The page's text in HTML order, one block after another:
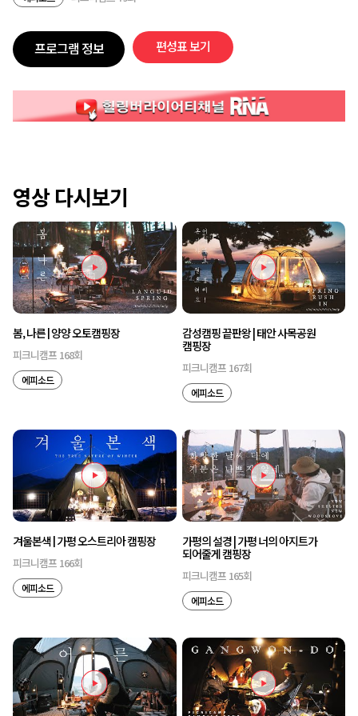
프로그램 정보 편성표 보기
영상 다시보기
봄, 나른 | 양양 오토캠핑장
피크니캠프 168회
에피소드
감성캠핑 끝판왕 | 태안 사목공원
캠핑장
피크니캠프 167회
에피소드
겨울본색 | 가평 오스트리아 캠핑장
피크니캠프 166회
에피소드
가평의 설경 | 가평 너의 아지트가
되어줄게 캠핑장
피크니캠프 165회
에피소드